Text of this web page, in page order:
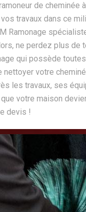
de cheminée
travaux dans ce
Ramonage
ne perdez plus de
qui possède
votre
les travaux, ses
votre maison
devis !